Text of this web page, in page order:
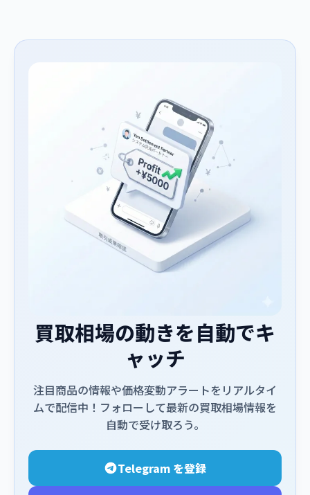
買取相場の動きを自動でキ
ャッチ
注目商品の情報や価格変動アラートをリアルタイ
ムで配信中！フォローして最新の買取相場情報を
自動で受け取ろう。
Telegram を登録